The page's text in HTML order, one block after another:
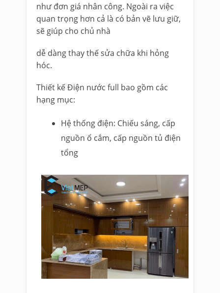
như đơn giá nhân công. Ngoài ra việc
quan trọng hơn cả là có bản vẽ lưu giữ,
sẽ giúp cho chủ nhà
dễ dàng thay thế sửa chữa khi hỏng
hóc.
Thiết kế Điện nước full bao gồm các
hạng mục:
Hệ thống điện: Chiếu sáng, cấp
nguồn ổ cắm, cấp nguồn tủ điện
tổng